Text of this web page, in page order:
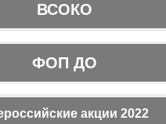
ВСОКО
ФОП ДО
акции 2022